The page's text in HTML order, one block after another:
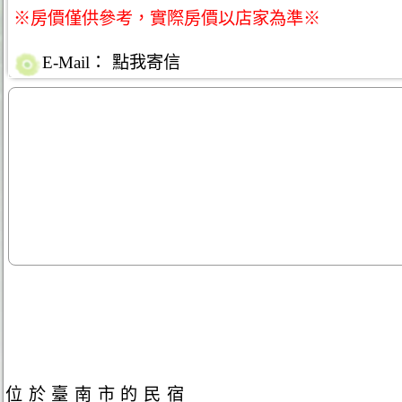
※房價僅供參考，實際房價以店家為準※
E-Mail： 點我寄信
位於臺南市的民宿